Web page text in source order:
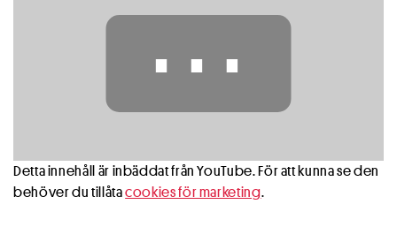
⋯
Detta innehåll är inbäddat från YouTube. För att kunna se den
behöver du tillåtacookies för marketing.